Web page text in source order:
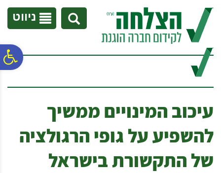
נגישות
אתר
המרכזי
ניווט
עיכוב המינויים ממשיך
להשפיע על גופי הרגולציה
של התקשורת בישראל